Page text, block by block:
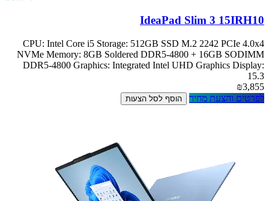
IdeaPad Slim 3 15IRH10
CPU: Intel Core i5 Storage: 512GB SSD M.2 2242 PCIe 4.0x4
NVMe Memory: 8GB Soldered DDR5-4800 + 16GB SODIMM
DDR5-4800 Graphics: Integrated Intel UHD Graphics Display:
15.3
₪3,855
לפרטים והצעת מחיר
הוסף לסל הצעות